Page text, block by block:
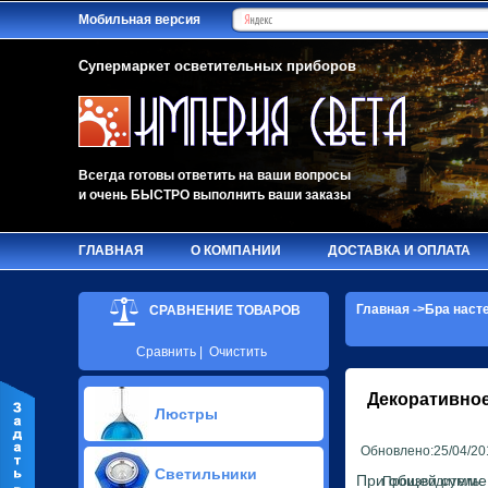
Мобильная версия
Супермаркет осветительных приборов
Всегда готовы ответить на ваши вопросы
и очень БЫСТРО выполнить ваши заказы
ГЛАВНАЯ О КОМПАНИИ ДОСТАВКА И ОПЛАТА
Главная ->Бра
Обновлено:25/04/
Производитель:
При общей сумме
СРАВНЕНИЕ ТОВАРОВ
Сравнить Очистить
Люстры
Припотолочные люстры(624)
Потолочные люстры Led(65)
Светильники